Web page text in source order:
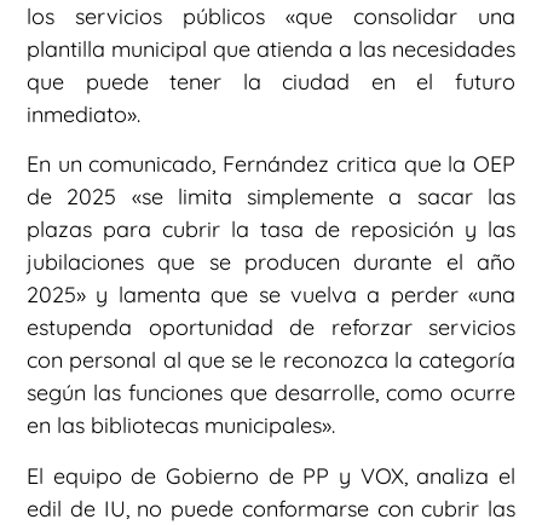
los servicios públicos «que consolidar una
plantilla municipal que atienda a las necesidades
que puede tener la ciudad en el futuro
inmediato».
En un comunicado, Fernández critica que la OEP
de 2025 «se limita simplemente a sacar las
plazas para cubrir la tasa de reposición y las
jubilaciones que se producen durante el año
2025» y lamenta que se vuelva a perder «una
estupenda oportunidad de reforzar servicios
con personal al que se le reconozca la categoría
según las funciones que desarrolle, como ocurre
en las bibliotecas municipales».
El equipo de Gobierno de PP y VOX, analiza el
edil de IU, no puede conformarse con cubrir las